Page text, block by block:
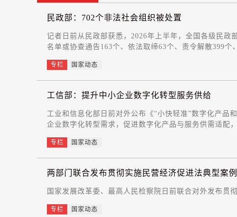
民政部：702个非法社会组织被处置
记者日前从民政部获悉，2026年上半年，全国各级民政
名单或协查通告163个、依法取缔63个、责令解散399个
专栏 国家动态
工信部：提升中小企业数字化转型服务供给
工业和信息化部日前对外公布《“小快轻准”数字化产品
企业数字化转型需求，促进数字化产品与服务供需适配
专栏 国家动态
两部门联合发布贯彻实施民营经济促进法典型案例
国家发展改革委、最高人民检察院日前联合对外发布贯
专栏 国家动态